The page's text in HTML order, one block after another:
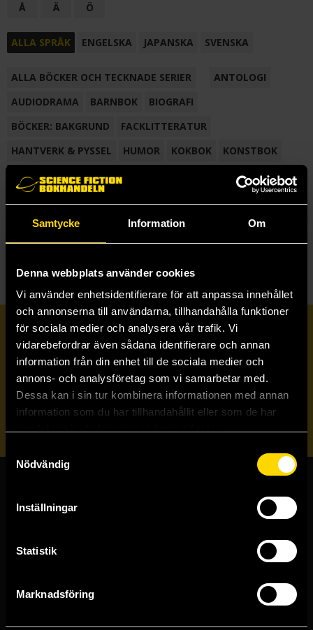
Samtycke Information Om
Denna webbplats använder cookies
Vi använder enhetsidentifierare för att anpassa innehållet
och annonserna till användarna, tillhandahålla funktioner
för sociala medier och analysera vår trafik. Vi
vidarebefordrar även sådana identifierare och annan
information från din enhet till de sociala medier och
annons- och analysföretag som vi samarbetar med.
Dessa kan i sin tur kombinera informationen med annan
information som du har tillhandahållit eller som de har
Nödvändig
Inställningar
Statistik
Marknadsföring
Å
Ä Ö
ALLA SPRÅK ENGELSKA JAPANSKA SVENSKA
ALLA BÖCKER OCH TECKNADE SERIER
ANTOLOGI
AUDIODRAMA
BARNBOK
BIOGRAFI
BÖCKER: BAKGRUND
FACKLITTERATUR
HANTVERK & PYSSEL
HUMOR KOKBOK
KONSTBOK
KORTROMAN
LÄROBOK
NOVELL
SAMLINGSVOLYM
TECKNA & MÅLA TECKNAD SERIE
Prenumerera på vårt nyhetsbrev
Veckobrevet
Skicka
Butiker & kundtjänst
Västerlånggatan 48
Göteborgsbutiken
Kungsgatan 19